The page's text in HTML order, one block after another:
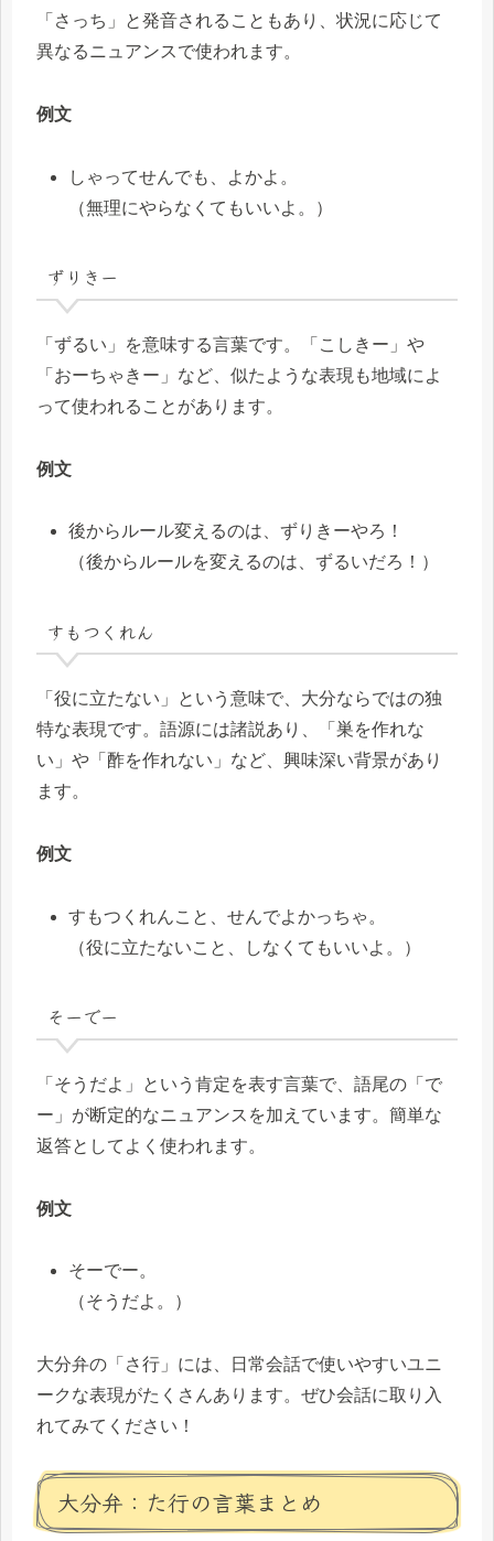
「さっち」と発音されることもあり、状況に応じて
異なるニュアンスで使われます。
例文
しゃってせんでも、よかよ。
（無理にやらなくてもいいよ。）
ずりきー
「ずるい」を意味する言葉です。「こしきー」や
「おーちゃきー」など、似たような表現も地域によ
って使われることがあります。
例文
後からルール変えるのは、ずりきーやろ！
（後からルールを変えるのは、ずるいだろ！）
すもつくれん
「役に立たない」という意味で、大分ならではの独
特な表現です。語源には諸説あり、「巣を作れな
い」や「酢を作れない」など、興味深い背景があり
ます。
例文
すもつくれんこと、せんでよかっちゃ。
（役に立たないこと、しなくてもいいよ。）
そーでー
「そうだよ」という肯定を表す言葉で、語尾の「で
ー」が断定的なニュアンスを加えています。簡単な
返答としてよく使われます。
例文
そーでー。
（そうだよ。）
大分弁の「さ行」には、日常会話で使いやすいユニ
ークな表現がたくさんあります。ぜひ会話に取り入
れてみてください！
大分弁：た行の言葉まとめ